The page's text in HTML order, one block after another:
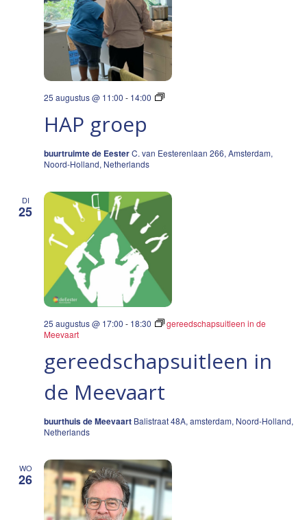
HAP groep
25 augustus @ 11:00 - 14:00
HAP
buurtruimte de EesterC. van Eesterenlaan 266, Amsterdam,
Noord-Holland, Netherlands
DI
25
gereedschapsuitleen in
de Meevaart
25 augustus @ 17:00 - 18:30
gereedschapsuitleen in de
Meevaart
buurthuis de Meevaart Balistraat 48A, amsterdam, Noord-Holland,
Netherlands
WO
26